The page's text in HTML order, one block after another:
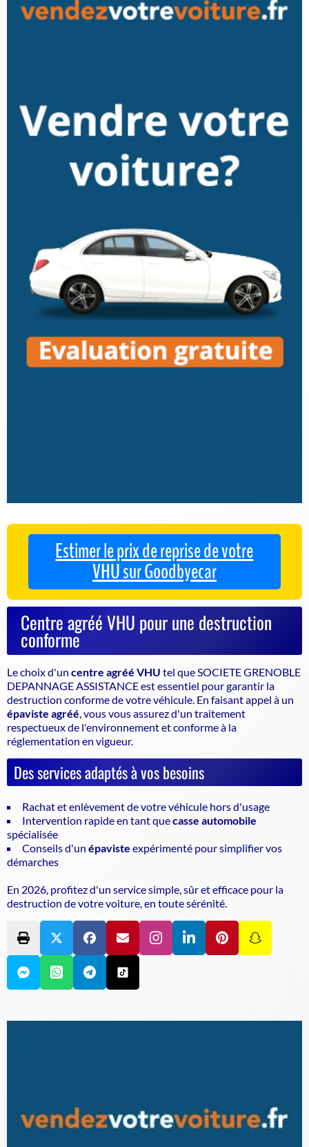
Estimer le prix de reprise de votre
VHU sur Goodbyecar
Centre agréé VHU pour une destruction
conforme
Le choix d'un centre agréé VHU tel que SOCIETE GRENOBLE
DEPANNAGE ASSISTANCE est essentiel pour garantir la
destruction conforme de votre véhicule . En faisant appel à un
épaviste agréé , vous vous assurez d'un traitement
respectueux de l'environnement et conforme à la
réglementation en vigueur.
Des services adaptés à vos besoins
Rachat et enlèvement de votre véhicule hors d'usage
Intervention rapide en tant quecasse automobile
spécialisée
Conseils d'un épaviste expérimenté pour simplifier vos
démarches
En 2026, profitez d'un service simple, sûr et efficace pour la
destruction de votre voiture, en toute sérénité.